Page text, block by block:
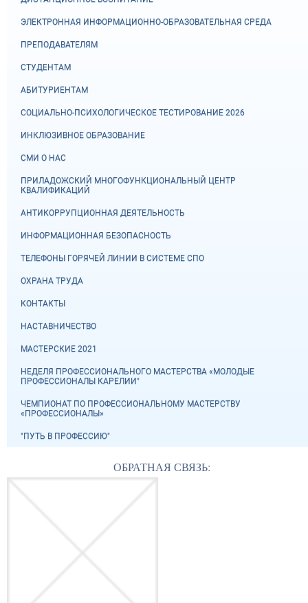
ЭЛЕКТРОННАЯ ИНФОРМАЦИОННО-ОБРАЗОВАТЕЛЬНАЯ СРЕДА
ПРЕПОДАВАТЕЛЯМ
СТУДЕНТАМ
АБИТУРИЕНТАМ
СОЦИАЛЬНО-ПСИХОЛОГИЧЕСКОЕ ТЕСТИРОВАНИЕ 2026
ИНКЛЮЗИВНОЕ ОБРАЗОВАНИЕ
СМИ О НАС
ПРИЛАДОЖСКИЙ МНОГОФУНКЦИОНАЛЬНЫЙ ЦЕНТР
КВАЛИФИКАЦИЙ
АНТИКОРРУПЦИОННАЯ ДЕЯТЕЛЬНОСТЬ
ИНФОРМАЦИОННАЯ БЕЗОПАСНОСТЬ
ТЕЛЕФОНЫ ГОРЯЧЕЙ ЛИНИИ В СИСТЕМЕ СПО
ОХРАНА ТРУДА
КОНТАКТЫ
НАСТАВНИЧЕСТВО
МАСТЕРСКИЕ 2021
НЕДЕЛЯ ПРОФЕССИОНАЛЬНОГО МАСТЕРСТВА «МОЛОДЫЕ
ПРОФЕССИОНАЛЫ КАРЕЛИИ"
ЧЕМПИОНАТ ПО ПРОФЕССИОНАЛЬНОМУ МАСТЕРСТВУ
«ПРОФЕССИОНАЛЫ»
"ПУТЬ В ПРОФЕССИЮ"
ОБРАТНАЯ СВЯЗЬ: